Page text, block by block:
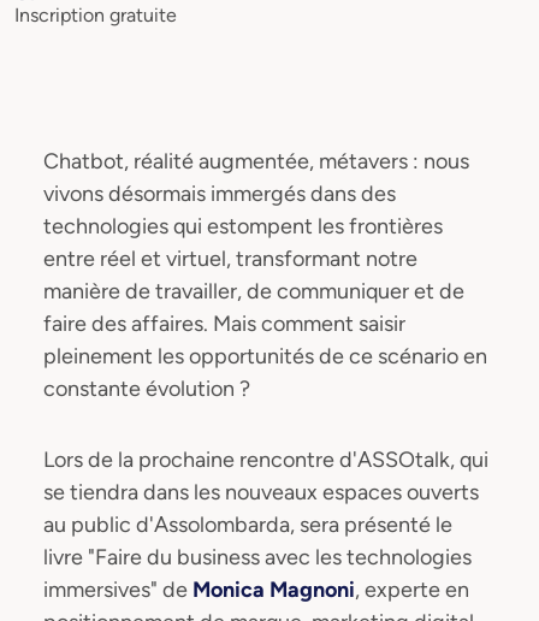
Inscription gratuite
Chatbot, réalité augmentée, métavers : nous
vivons désormais immergés dans des
technologies qui estompent les frontières
entre réel et virtuel, transformant notre
manière de travailler, de communiquer et de
faire des affaires. Mais comment saisir
pleinement les opportunités de ce scénario en
constante évolution ?
Lors de la prochaine rencontre d'ASSOtalk, qui
se tiendra dans les nouveaux espaces ouverts
au public d'Assolombarda, sera présenté le
livre "Faire du business avec les technologies
immersives" de Monica Magnoni, experte en